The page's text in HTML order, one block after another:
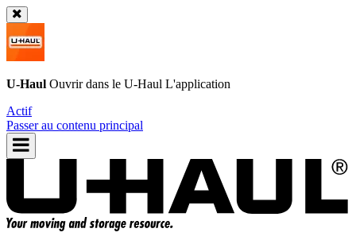
U-Haul Ouvrir dans le U-Haul L'application
Actif
Passer au contenu principal